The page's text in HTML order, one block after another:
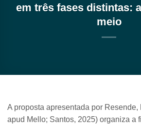
em três fases distintas:
meio
A proposta apresentada por
apud Mello; Santos, 2025) organiza a